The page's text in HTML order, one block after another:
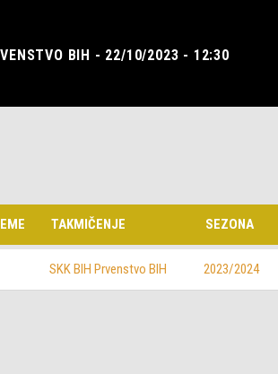
BIH - 22/10/2023 - 12:30
TAKMIČENJE SEZONA
SKK BIH Prvenstvo BIH 2023/2024